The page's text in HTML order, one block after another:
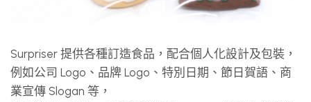
Surpriser 提供各種訂造食品，配合個人化設計及包裝，
例如公司 Logo、品牌 Logo、特別日期、節日賀語、商
業宣傳 Slogan 等，